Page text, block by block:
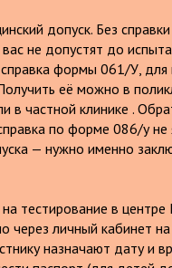
допуск. Без
не допустят до
формы 061/У, для
её можно в
в частной клинике .
по форме 086/у не
— нужно именно
тестирование в центре
через личный кабинет на
назначают дату и